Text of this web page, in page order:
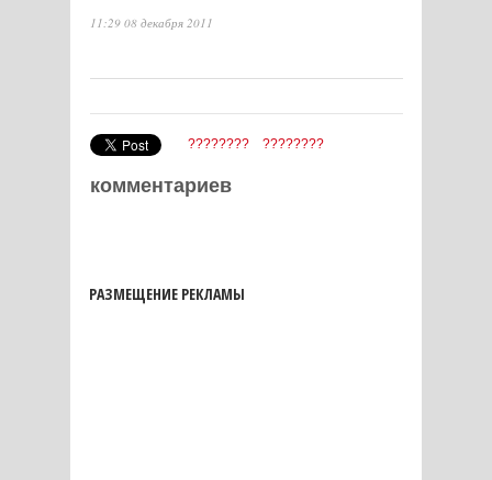
11:29 08 декабря 2011
???????? ????????
комментариев
РАЗМЕЩЕНИЕ РЕКЛАМЫ